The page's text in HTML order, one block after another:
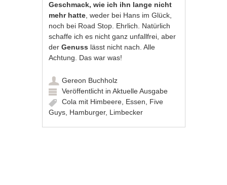
Geschmack, wie ich ihn lange nicht
mehr hatte , weder bei Hans im Glück,
noch bei Road Stop. Ehrlich. Natürlich
schaffe ich es nicht ganz unfallfrei, aber
derGenuss lässt nicht nach. Alle
Achtung. Das war was!
Gereon Buchholz
Veröffentlicht inAktuelle Ausgabe
Cola mit Himbeere Essen
Five
Guys Hamburger, Limbecker